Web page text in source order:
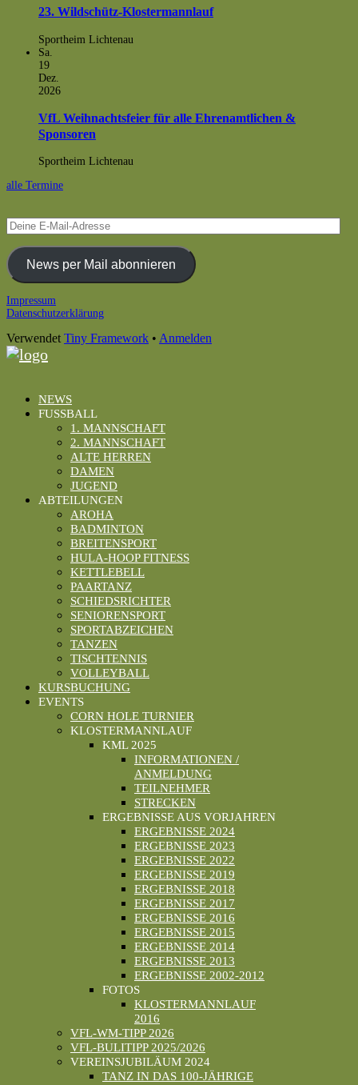
23. Wildschütz-Klostermannlauf
Sportheim Lichtenau
Sa.
19
Dez.
2026
VfL Weihnachtsfeier für alle Ehrenamtlichen &
Sponsoren
Sportheim Lichtenau
alle Termine
Deine
E-
Mail-
AdresseNews per Mail abonnieren
Footer
Impressum
Datenschutzerklärung
Verwendet Tiny Framework • Anmelden
NEWS
FUSSBALL
1. MANNSCHAFT
2. MANNSCHAFT
ALTE HERREN
DAMEN
JUGEND
ABTEILUNGEN
AROHA
BADMINTON
BREITENSPORT
HULA-HOOP FITNESS
KETTLEBELL
PAARTANZ
SCHIEDSRICHTER
SENIORENSPORT
SPORTABZEICHEN
TANZEN
TISCHTENNIS
VOLLEYBALL
KURSBUCHUNG
EVENTS
CORN HOLE TURNIER
KLOSTERMANNLAUF
KML 2025
INFORMATIONEN /
ANMELDUNG
TEILNEHMER
STRECKEN
ERGEBNISSE AUS VORJAHREN
ERGEBNISSE 2024
ERGEBNISSE 2023
ERGEBNISSE 2022
ERGEBNISSE 2019
ERGEBNISSE 2018
ERGEBNISSE 2017
ERGEBNISSE 2016
ERGEBNISSE 2015
ERGEBNISSE 2014
ERGEBNISSE 2013
ERGEBNISSE 2002-2012
FOTOS
KLOSTERMANNLAUF
2016
VFL-WM-TIPP 2026
VFL-BULITIPP 2025/2026
VEREINSJUBILÄUM 2024
TANZ IN DAS 100-JÄHRIGE